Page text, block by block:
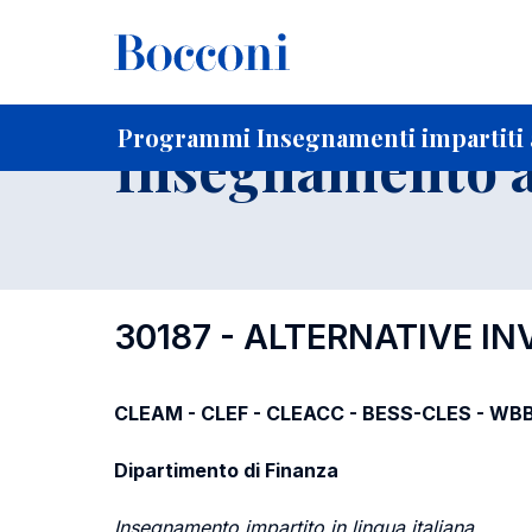
Programmi Insegnamenti impartiti
Home Per studenti iscritti
Insegnamento
30187 - ALTERNATIVE
CLEAM - CLEF - CLEACC - BESS-CLES -
Dipartimento di Finanza
Insegnamento impartito in lingua italiana